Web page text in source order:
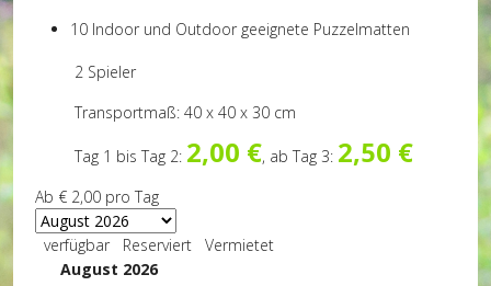
10 Indoor und Outdoor geeignete Puzzelmatten
2 Spieler
Transportmaß: 40 x 40 x 30 cm
Tag 1 bis Tag 2: 2,00 €, ab Tag 3: 2,50 €
Ab € 2,00 pro Tag
verfügbar Reserviert
Vermietet
August 2026